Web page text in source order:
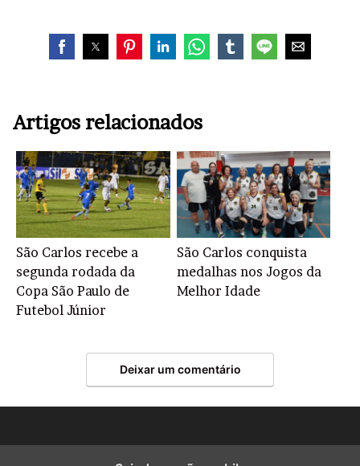
Artigos relacionados
São Carlos recebe a
segunda rodada da
Copa São Paulo de
Futebol Júnior
São Carlos conquista
medalhas nos Jogos da
Melhor Idade
Deixar um comentário